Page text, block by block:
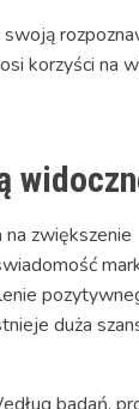
korzyści na
zwiększenie
duża